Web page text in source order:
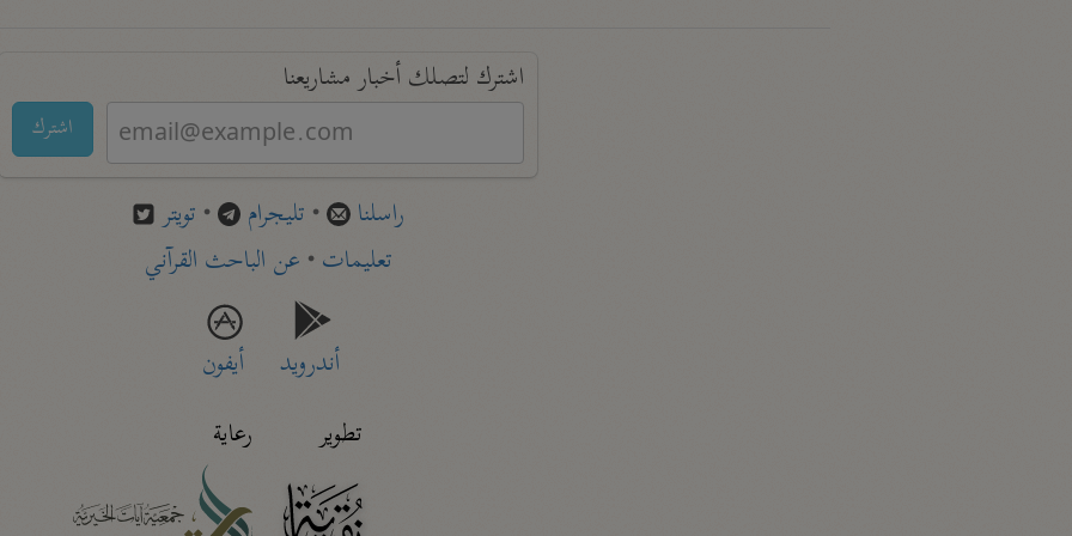
اشترك لتصلك أخبار مشاريعنا
اشترك
راسلنا • تليجرام • تويتر
تعليمات• عن الباحث القرآني
أندرويد
أيفون
تطوير
رعاية